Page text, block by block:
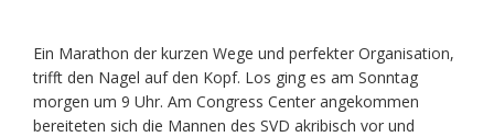
Ein Marathon der kurzen Wege und perfekter Organisation,
trifft den Nagel auf den Kopf. Los ging es am Sonntag
morgen um 9 Uhr. Am Congress Center angekommen
bereiteten sich die Mannen des SVD akribisch vor und